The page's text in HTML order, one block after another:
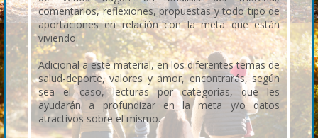
comentarios, reflexiones, propuestas y todo tipo de
aportaciones en relación con la meta que están
viviendo.
Adicional a este material, en los diferentes temas de
salud-deporte, valores y amor, encontrarás, según
sea el caso, lecturas por categorías, que les
ayudarán a profundizar en la meta y/o datos
atractivos sobre el mismo.